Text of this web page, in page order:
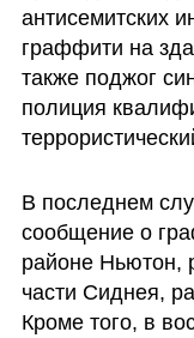
антисемитских
граффити на
также поджог
полиция
В последнем
сообщение о
районе Ньютон,
части Сиднея,
Кроме того, в